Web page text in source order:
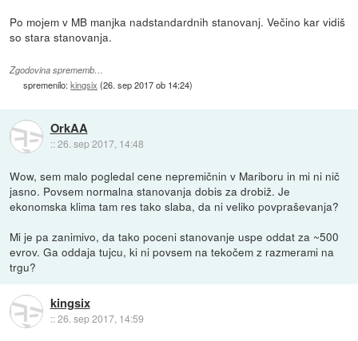
Po mojem v MB manjka nadstandardnih stanovanj. Večino kar vidiš
so stara stanovanja.
Zgodovina sprememb…
spremenilo:kingsix (26. sep 2017 ob 14:24)
OrkAA
::26. sep 2017, 14:48
Wow, sem malo pogledal cene nepremičnin v Mariboru in mi ni nič
jasno. Povsem normalna stanovanja dobis za drobiž. Je
ekonomska klima tam res tako slaba, da ni veliko povpraševanja?
Mi je pa zanimivo, da tako poceni stanovanje uspe oddat za ~500
evrov. Ga oddaja tujcu, ki ni povsem na tekočem z razmerami na
trgu?
kingsix
::26. sep 2017, 14:59